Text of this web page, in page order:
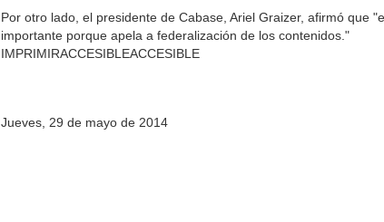
Por otro lado, el presidente de Cabase, Ariel Graizer, afirmó que
importante porque apela a federalización de los contenidos."
IMPRIMIRACCESIBLEACCESIBLE
Jueves, 29 de mayo de 2014